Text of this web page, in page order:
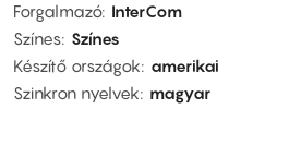
Forgalmazó InterCom
Színes Színes
Készítő országok
amerikai
Szinkron nyelvek
magyar